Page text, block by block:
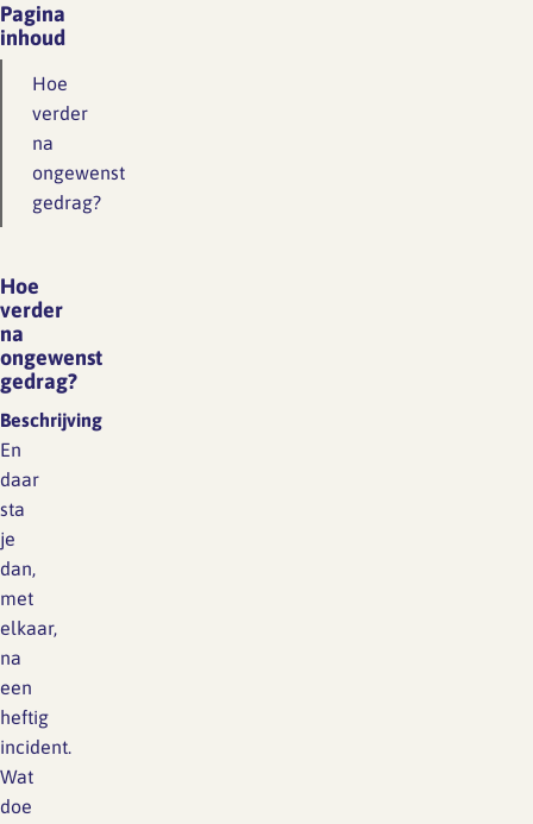
Pagina
inhoud
Hoe
verder
na
ongewenst
gedrag?
Hoe
verder
na
ongewenst
gedrag?
Beschrijving
En
daar
sta
je
dan,
met
elkaar,
na
een
heftig
incident.
Wat
doe